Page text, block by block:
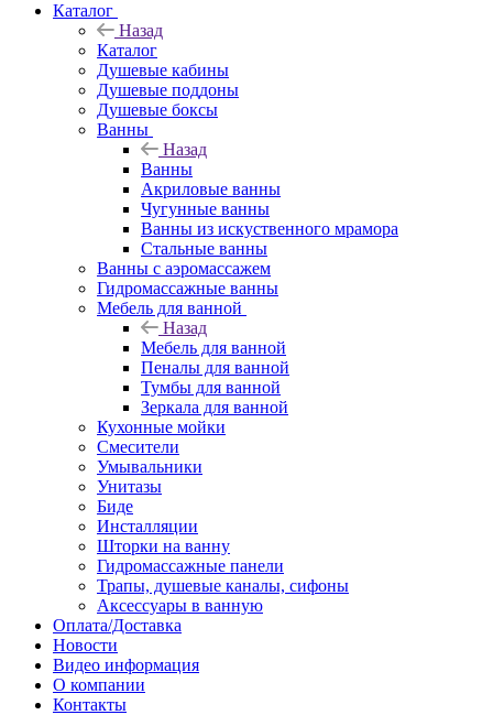
Каталог
Назад
Каталог
Душевые кабины
Душевые поддоны
Душевые боксы
Ванны
Назад
Ванны
Акриловые ванны
Чугунные ванны
Ванны из искуственного мрамора
Стальные ванны
Ванны с аэромассажем
Гидромассажные ванны
Мебель для ванной
Назад
Мебель для ванной
Пеналы для ванной
Тумбы для ванной
Зеркала для ванной
Кухонные мойки
Смесители
Умывальники
Унитазы
Биде
Инсталляции
Шторки на ванну
Гидромассажные панели
Трапы, душевые каналы, сифоны
Аксессуары в ванную
Оплата/Доставка
Новости
Видео информация
О компании
Контакты